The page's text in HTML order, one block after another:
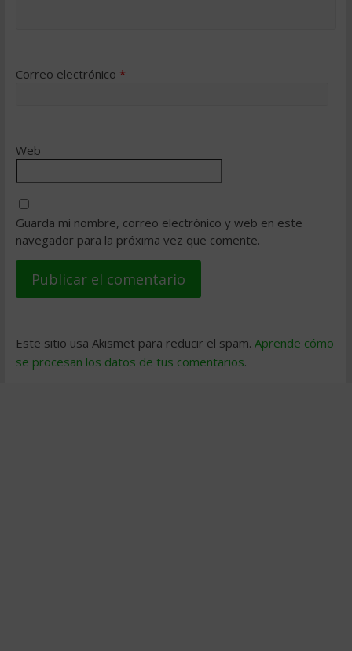
Correo electrónico *
Web
Guarda mi nombre, correo electrónico y web en este
navegador para la próxima vez que comente.
Este sitio usa Akismet para reducir el spam. Aprende cómo
se procesan los datos de tus comentarios.